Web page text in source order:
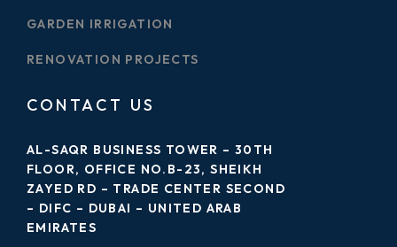
GARDEN IRRIGATION
RENOVATION PROJECTS
CONTACT US
AL-SAQR BUSINESS TOWER – 30TH
FLOOR, OFFICE NO.B-23, SHEIKH
ZAYED RD – TRADE CENTER SECOND
– DIFC – DUBAI – UNITED ARAB
EMIRATES